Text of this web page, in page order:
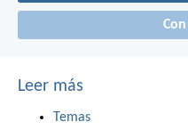
Leer más
Temas